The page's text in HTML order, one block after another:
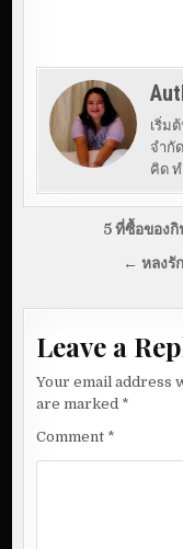
เริ่ม
จำกั
คิด ท
n
a
v
5 ที่ซื้อของ
← หลงรั
Leave a
Your email address
are marked *
Comment *